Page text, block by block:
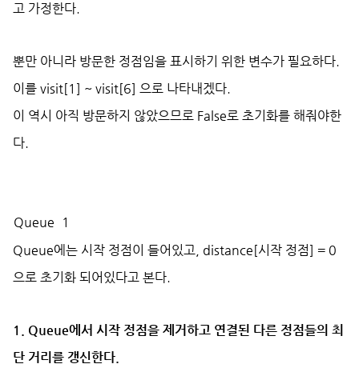
고 가정한다.
뿐만 아니라 방문한 정점임을 표시하기 위한 변수가 필요하다.
이를 visit[1] ~ visit[6] 으로 나타내겠다.
이 역시 아직 방문하지 않았으므로 False로 초기화를 해줘야한
다.
Queue
1
Queue에는 시작 정점이 들어있고, distance[시작 정점] = 0
으로 초기화 되어있다고 본다.
1. Queue에서 시작 정점을 제거하고 연결된 다른 정점들의 최
단 거리를 갱신한다.